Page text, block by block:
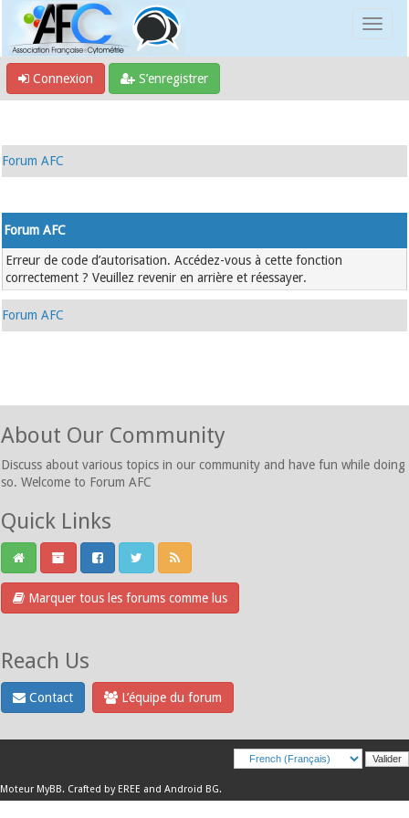
Connexion S’enregistrer
Forum AFC
Forum AFC
Erreur de code d’autorisation. Accédez-vous à cette fonction
correctement ? Veuillez revenir en arrière et réessayer.
Forum AFC
About Our Community
Discuss about various topics in our community and have fun while doing
so. Welcome to Forum AFC
Quick Links
Marquer tous les forums comme lus
Reach Us
Contact L’équipe du forum
Moteur MyBB. Crafted by EREE and Android BG.